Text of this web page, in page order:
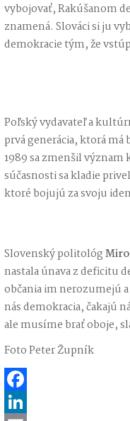
vybojovať, Rakúšanom
znamená. Slováci si ju
demokracie tým, že
Poľský vydavateľ a
prvá generácia, ktorá
1989 sa zmenšil
súčasnosti sa kladie
ktoré bojujú za svoju
Slovenský politológ
nastala únava z deficitu
občania im nerozumejú
nás demokracia, čakajú
ale musíme brať oboje,
Foto Peter Župník
Facebook